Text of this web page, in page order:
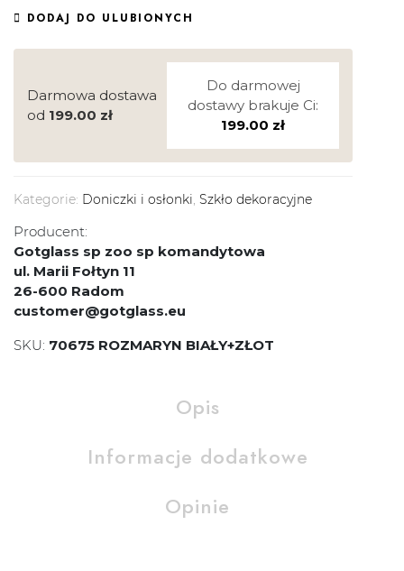
DODAJ DO ULUBIONYCH
Darmowa dostawa
od 199.00 zł
Do darmowej
dostawy brakuje Ci:
199.00 zł
Kategorie: Doniczki i osłonki, Szkło dekoracyjne
Producent:
Gotglass sp zoo sp komandytowa
ul. Marii Fołtyn 11
26-600 Radom
customer@gotglass.eu
SKU: 70675 ROZMARYN BIAŁY+ZŁOT
Opis
Informacje dodatkowe
Opinie